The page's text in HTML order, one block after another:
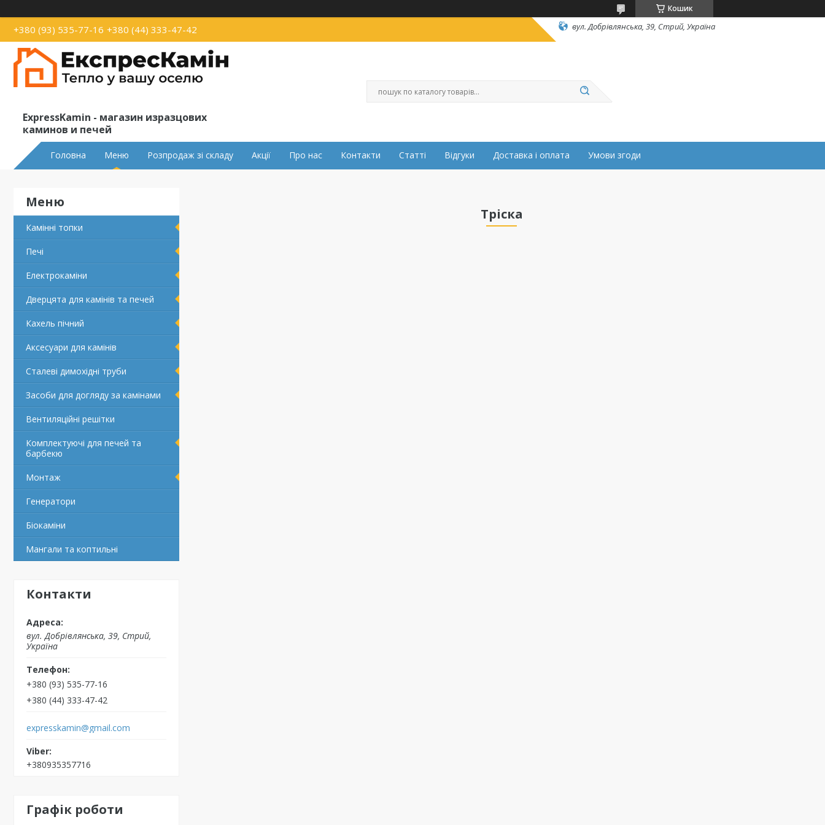
Кошик
+380 (93) 535-77-16 +380 (44) 333-47-42 вул. Добрівлянська, 39, Стрий, Україна
ExpressKamin - магазин изразцових
каминов и печей
Головна Меню Розпродаж зі складу Акції Про нас Контакти Статті Відгуки Доставка і оплата Умови згоди
Камінні топки
Печі
Електрокаміни
Дверцята для камінів та печей
Кахель пічний
Аксесуари для камінів
Сталеві димохідні труби
Засоби для догляду за камінами
Вентиляційні решітки
Комплектуючі для печей та
барбекю
Монтаж
Генератори
Біокаміни
Мангали та коптильні
Контакти
вул. Добрівлянська, 39, Стрий,
Україна
+380 (93) 535-77-16
+380 (44) 333-47-42
expresskamin@gmail.com
+380935357716
Графік роботи
Тріска